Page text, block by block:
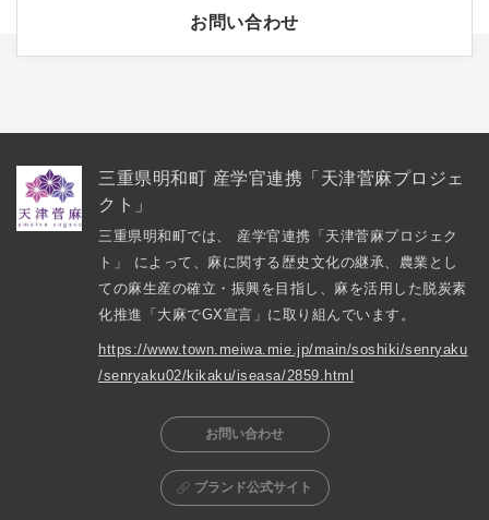
お問い合わせ
三重県明和町 産学官連携「天津菅麻プロジェ
クト」
三重県明和町では、 産学官連携「天津菅麻プロジェク
ト」 によって、麻に関する歴史文化の継承、農業とし
ての麻生産の確立・振興を目指し、麻を活用した脱炭素
化推進「大麻でGX宣言」に取り組んでいます。
https://www.town.meiwa.mie.jp/main/soshiki/senryaku
/senryaku02/kikaku/iseasa/2859.html
お問い合わせ
ブランド公式サイト